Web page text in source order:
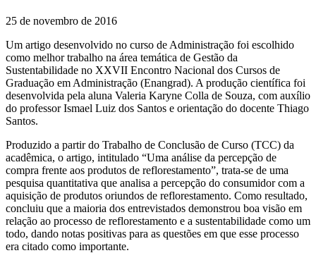
25 de novembro de 2016
Um artigo desenvolvido no curso de Administração foi escolhido
como melhor trabalho na área temática de Gestão da
Sustentabilidade no XXVII Encontro Nacional dos Cursos de
Graduação em Administração (Enangrad). A produção científica foi
desenvolvida pela aluna Valeria Karyne Colla de Souza, com auxílio
do professor Ismael Luiz dos Santos e orientação do docente Thiago
Santos.
Produzido a partir do Trabalho de Conclusão de Curso (TCC) da
acadêmica, o artigo, intitulado “Uma análise da percepção de
compra frente aos produtos de reflorestamento”, trata-se de uma
pesquisa quantitativa que analisa a percepção do consumidor com a
aquisição de produtos oriundos de reflorestamento. Como resultado,
concluiu que a maioria dos entrevistados demonstrou boa visão em
relação ao processo de reflorestamento e a sustentabilidade como um
todo, dando notas positivas para as questões em que esse processo
era citado como importante.